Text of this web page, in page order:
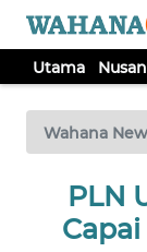
Utama
Wahana
PLN
TV
Tutup
UTAMA